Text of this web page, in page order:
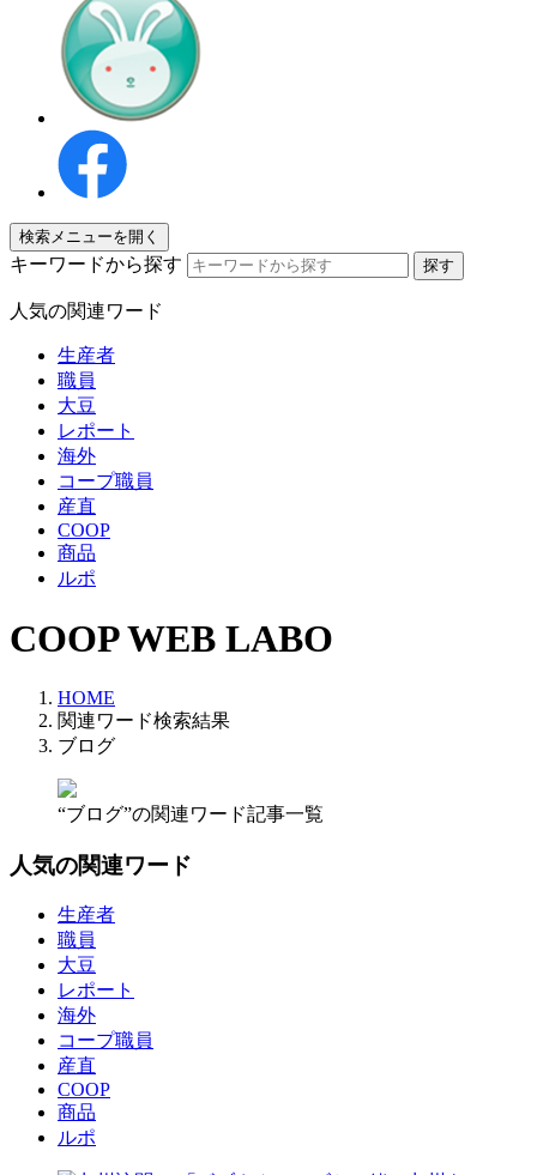
検索メニューを開く
キーワードから探す
人気の関連ワード
生産者
職員
大豆
レポート
海外
コープ職員
産直
COOP
商品
ルポ
COOP WEB LABO
HOME
関連ワード検索結果
ブログ
“ブログ”の関連ワード記事一覧
人気の関連ワード
生産者
職員
大豆
レポート
海外
コープ職員
産直
COOP
商品
ルポ